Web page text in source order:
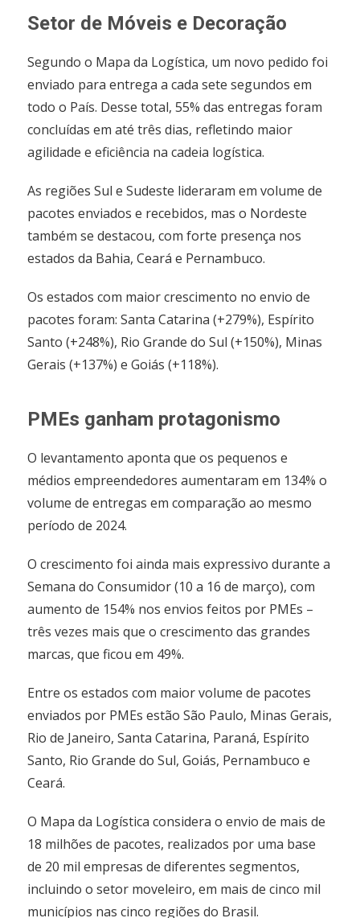
Setor de Móveis e Decoração
Segundo o Mapa da Logística, um novo pedido foi
enviado para entrega a cada sete segundos em
todo o País. Desse total, 55% das entregas foram
concluídas em até três dias, refletindo maior
agilidade e eficiência na cadeia logística.
As regiões Sul e Sudeste lideraram em volume de
pacotes enviados e recebidos, mas o Nordeste
também se destacou, com forte presença nos
estados da Bahia, Ceará e Pernambuco.
Os estados com maior crescimento no envio de
pacotes foram: Santa Catarina (+279%), Espírito
Santo (+248%), Rio Grande do Sul (+150%), Minas
Gerais (+137%) e Goiás (+118%).
PMEs ganham protagonismo
O levantamento aponta que os pequenos e
médios empreendedores aumentaram em 134% o
volume de entregas em comparação ao mesmo
período de 2024.
O crescimento foi ainda mais expressivo durante a
Semana do Consumidor (10 a 16 de março), com
aumento de 154% nos envios feitos por PMEs –
três vezes mais que o crescimento das grandes
marcas, que ficou em 49%.
Entre os estados com maior volume de pacotes
enviados por PMEs estão São Paulo, Minas Gerais,
Rio de Janeiro, Santa Catarina, Paraná, Espírito
Santo, Rio Grande do Sul, Goiás, Pernambuco e
Ceará.
O Mapa da Logística considera o envio de mais de
18 milhões de pacotes, realizados por uma base
de 20 mil empresas de diferentes segmentos,
incluindo o setor moveleiro, em mais de cinco mil
municípios nas cinco regiões do Brasil.